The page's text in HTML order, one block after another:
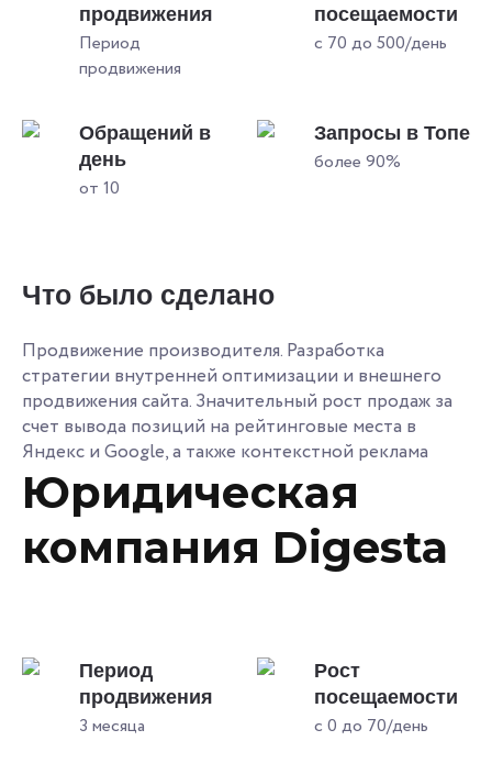
продвижения
Период
продвижения
посещаемости
с 70 до 500/день
Обращений в
день
от 10
Запросы в Топе
более 90%
Что было сделано
Продвижение производителя. Разработка
стратегии внутренней оптимизации и внешнего
продвижения сайта. Значительный рост продаж за
счет вывода позиций на рейтинговые места в
Яндекс и Google, а также контекстной реклама
Юридическая
компания Digesta
Период
продвижения
3 месяца
Рост
посещаемости
с 0 до 70/день